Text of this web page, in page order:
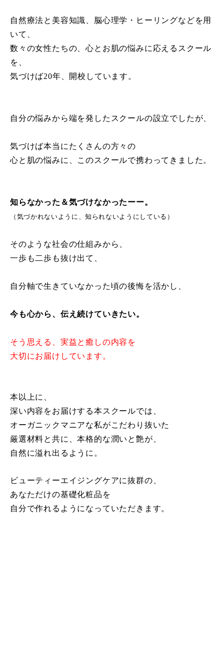
自然療法と美容知識、脳心理学・ヒーリングなどを用
いて、
数々の女性たちの、心とお肌の悩みに応えるスクール
を、
気づけば20年、開校しています。
自分の悩みから端を発したスクールの設立でしたが、
気づけば本当にたくさんの方々の
心と肌の悩みに、このスクールで携わってきました。
知らなかった＆気づけなかったーー。
（気づかれないように、知られないようにしている）
そのような社会の仕組みから、
一歩も二歩も抜け出て、
自分軸で生きていなかった頃の後悔を活かし、
今も心から、伝え続けていきたい。
そう思える、実益と癒しの内容を
大切にお届けしています。
本以上に、
深い内容をお届けする本スクールでは、
オーガニックマニアな私がこだわり抜いた
厳選材料と共に、本格的な潤いと艶が、
自然に溢れ出るように。
ビューティーエイジングケアに抜群の、
あなただけの基礎化粧品を
自分で作れるようになっていただきます。